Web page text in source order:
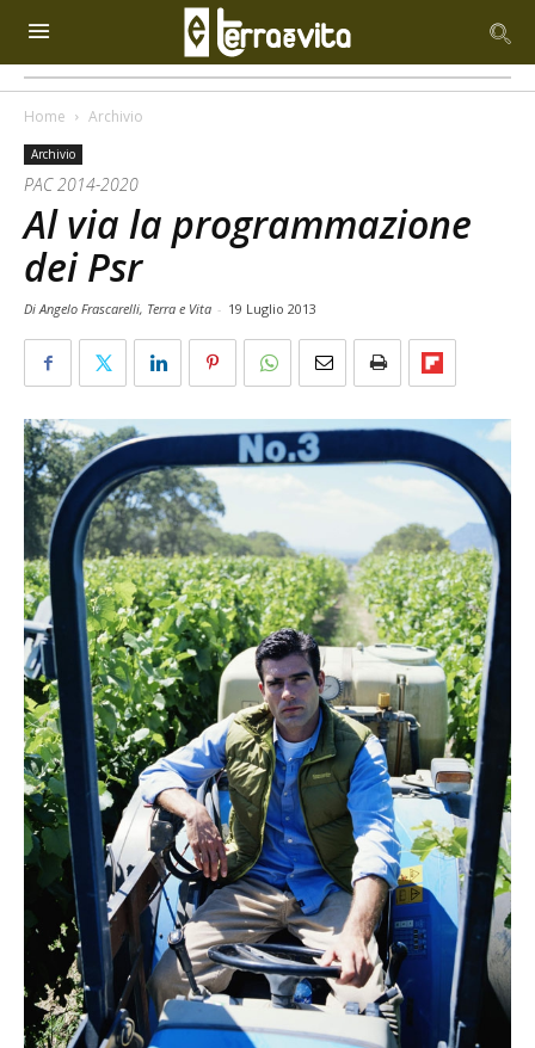
Home Archivio
Archivio
PAC 2014-2020
Al via la programmazione
dei Psr
Di Angelo Frascarelli, Terra e Vita - 19 Luglio 2013